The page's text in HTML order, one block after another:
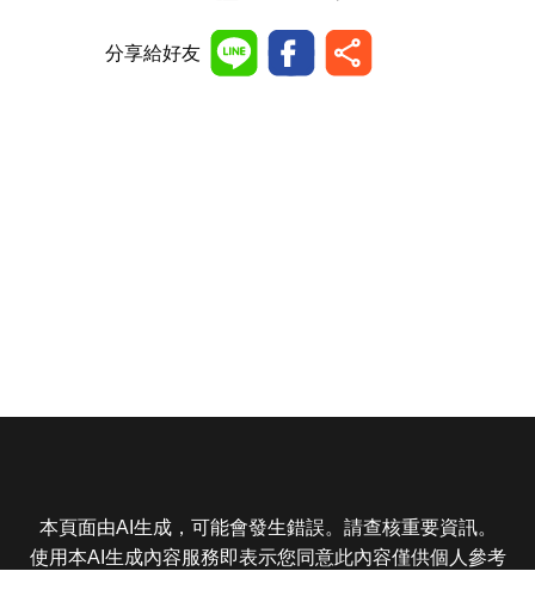
分享給好友
本頁面由AI生成，可能會發生錯誤。請查核重要資訊。
使用本AI生成內容服務即表示您同意此內容僅供個人參考